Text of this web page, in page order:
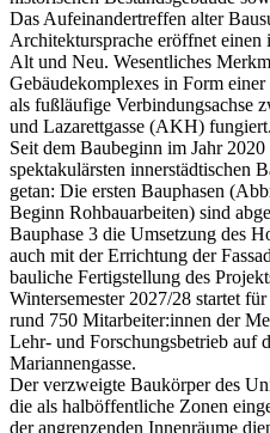
Das Aufeinandertreffen alter
Architektursprache eröffnet
Alt und Neu. Wesentliches
Gebäudekomplexes in Form
als fußläufige Verbindungsachse
und Lazarettgasse (AKH) fungiert.
Seit dem Baubeginn im Jahr
spektakulärsten innerstädtischen
getan: Die ersten Bauphasen
Beginn Rohbauarbeiten) sind
Bauphase 3 die Umsetzung des
auch mit der Errichtung der
bauliche Fertigstellung des
Wintersemester 2027/28 startet
rund 750 Mitarbeiter:innen der
Lehr- und Forschungsbetrieb auf
Mariannengasse.
Der verzweigte Baukörper des
die als halböffentliche Zonen
der angrenzenden Innenräume